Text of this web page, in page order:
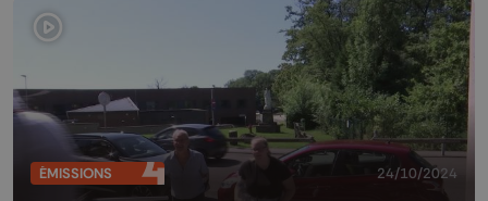
ÉMISSIONS 24/10/2024